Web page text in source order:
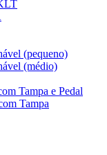
(pequeno)
(médio)
Tampa e Pedal
Tampa